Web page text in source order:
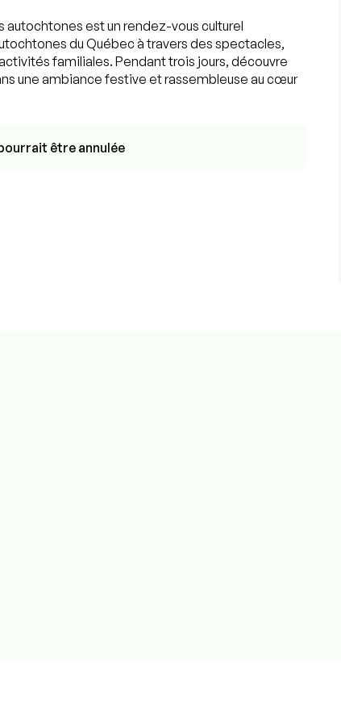
autochtones est un rendez-vous culturel
du Québec à travers des spectacles,
familiales. Pendant trois jours, découvre
une ambiance festive et rassembleuse au cœur
être annulée